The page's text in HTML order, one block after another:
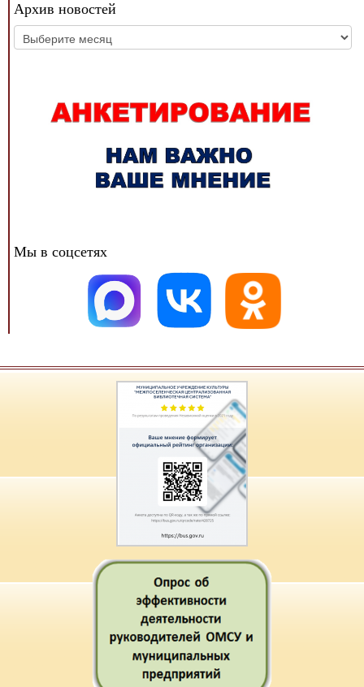
Архив новостей
Архив
новостей
Мы в соцсетях